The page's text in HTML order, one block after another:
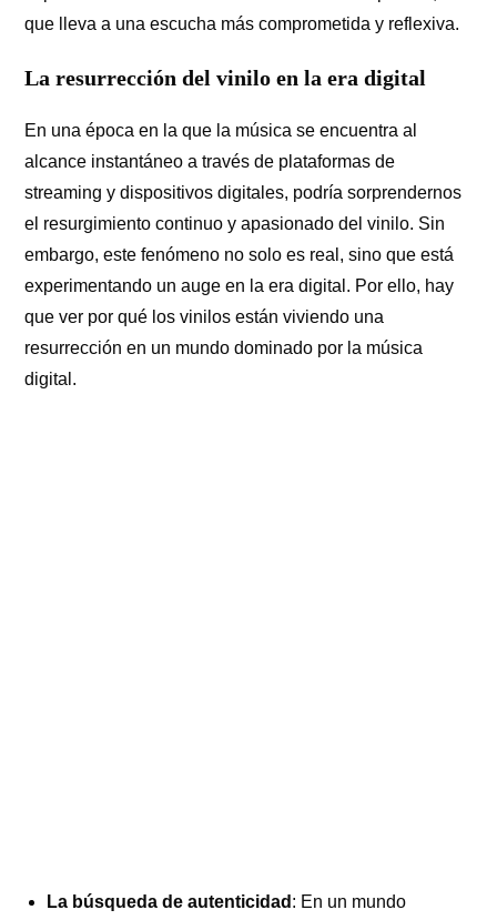
que lleva a una escucha más comprometida y reflexiva.
La resurrección del vinilo en la era digital
En una época en la que la música se encuentra al
alcance instantáneo a través de plataformas de
streaming y dispositivos digitales, podría sorprendernos
el resurgimiento continuo y apasionado del vinilo. Sin
embargo, este fenómeno no solo es real, sino que está
experimentando un auge en la era digital. Por ello, hay
que ver por qué los vinilos están viviendo una
resurrección en un mundo dominado por la música
digital.
La búsqueda de autenticidad : En un mundo